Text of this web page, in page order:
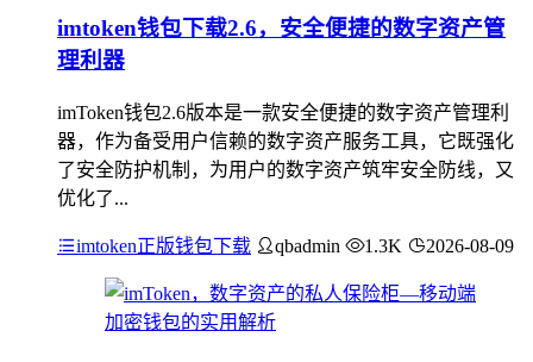
imtoken钱包下载2.6，安全便捷的数字资产管
理利器
imToken钱包2.6版本是一款安全便捷的数字资产管理利
器，作为备受用户信赖的数字资产服务工具，它既强化
了安全防护机制，为用户的数字资产筑牢安全防线，又
优化了...
imtoken正版钱包下载 qbadmin 1.3K 2026-08-09